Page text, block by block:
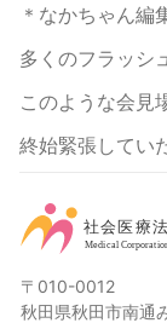
＊なかちゃん
多くのフラッ
このような会
終始緊張してい
〒010-0012
秋田県秋田市南通